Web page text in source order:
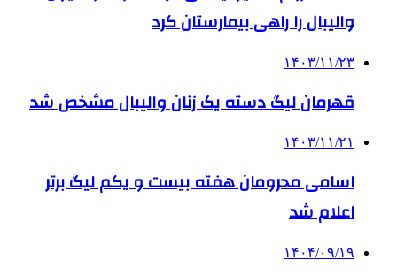
والیبال را راهی بیمارستان کرد
۱۴۰۳/۱۱/۲۳
قهرمان لیگ دسته یک زنان والیبال مشخص شد
۱۴۰۳/۱۱/۲۱
اسامی محرومان هفته بیست و یکم لیگ برتر
اعلام شد
۱۴۰۴/۰۹/۱۹